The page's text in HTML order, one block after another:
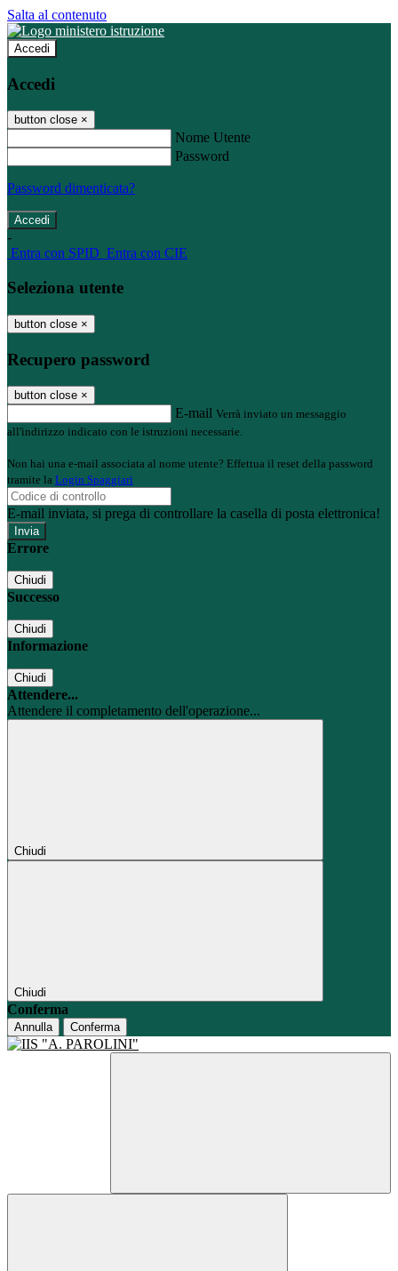
Salta al contenuto
Accedi
Accedi
button close ×
Nome Utente
Password
Password dimenticata?
-
Entra con SPID Entra con CIE
Seleziona utente
button close ×
Recupero password
button close ×
E-mail Verrà inviato un messaggio
all'indirizzo indicato con le istruzioni necessarie.
Non hai una e-mail associata al nome utente? Effettua il reset della password
tramite la Login Spaggiari
E-mail inviata, si prega di controllare la casella di posta elettronica!
Errore
Chiudi
Successo
Chiudi
Informazione
Chiudi
Attendere...
Attendere il completamento dell'operazione...
Chiudi
Chiudi
Conferma
Annulla Conferma